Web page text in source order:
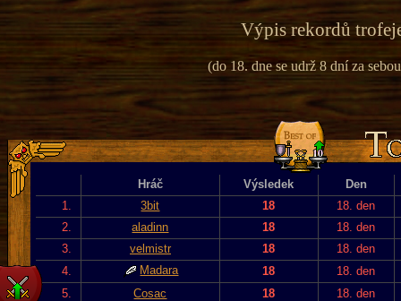
Výpis rekordů
(do 18. dne se udrž 8 dní za
Hráč Výsledek
Den
1.
3bit 18
18. den
2.
aladinn 18
18. den
3.
velmistr 18
18. den
4.
Madara 18
18. den
5.
Cosac 18
18. den